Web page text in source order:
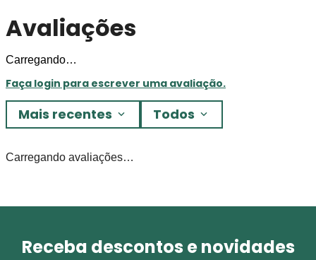
Avaliações
Carregando…
Faça login para escrever uma avaliação.
Mais recentes Todos
Carregando avaliações…
Receba descontos e novidades